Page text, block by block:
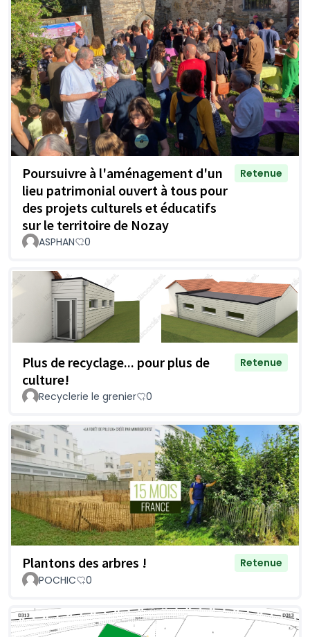
Poursuivre à l'aménagement d'un
lieu patrimonial ouvert à tous pour
des projets culturels et éducatifs
sur le territoire de Nozay
Retenue
ASPHAN 0
Plus de recyclage... pour plus de
culture!
Retenue
Recyclerie le grenier 0
Plantons des arbres !
Retenue
POCHIC
0